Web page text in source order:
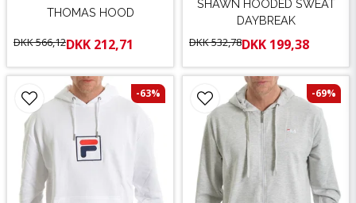
THOMAS HOOD
DKK 566,12DKK 212,71
SHAWN HOODED SWEAT
DAYBREAK
DKK 532,78DKK 199,38
-63% -69%